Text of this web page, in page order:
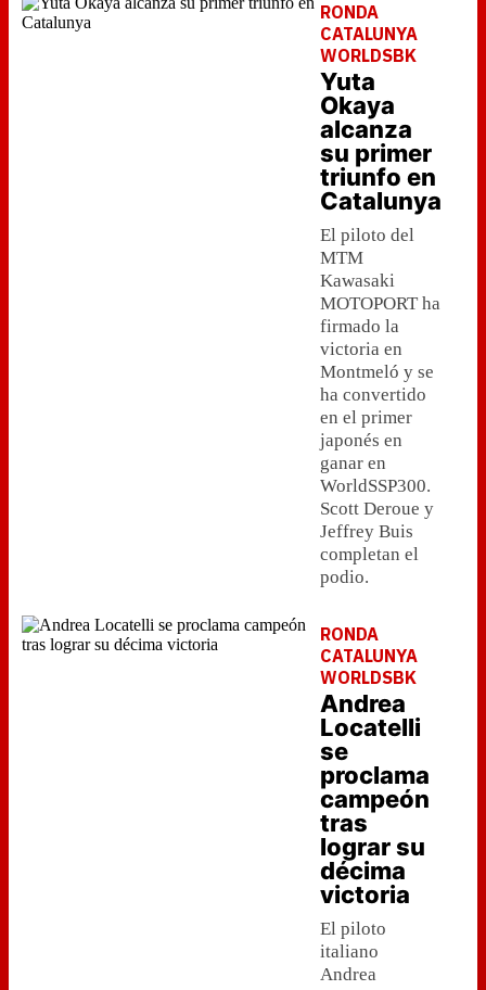
RONDA
CATALUNYA
WORLDSBK
Yuta
Okaya
alcanza
su primer
triunfo en
Catalunya
El piloto del
MTM
Kawasaki
MOTOPORT ha
firmado la
victoria en
Montmeló y se
ha convertido
en el primer
japonés en
ganar en
WorldSSP300.
Scott Deroue y
Jeffrey Buis
completan el
podio.
RONDA
CATALUNYA
WORLDSBK
Andrea
Locatelli
se
proclama
campeón
tras
lograr su
décima
victoria
El piloto
italiano
Andrea